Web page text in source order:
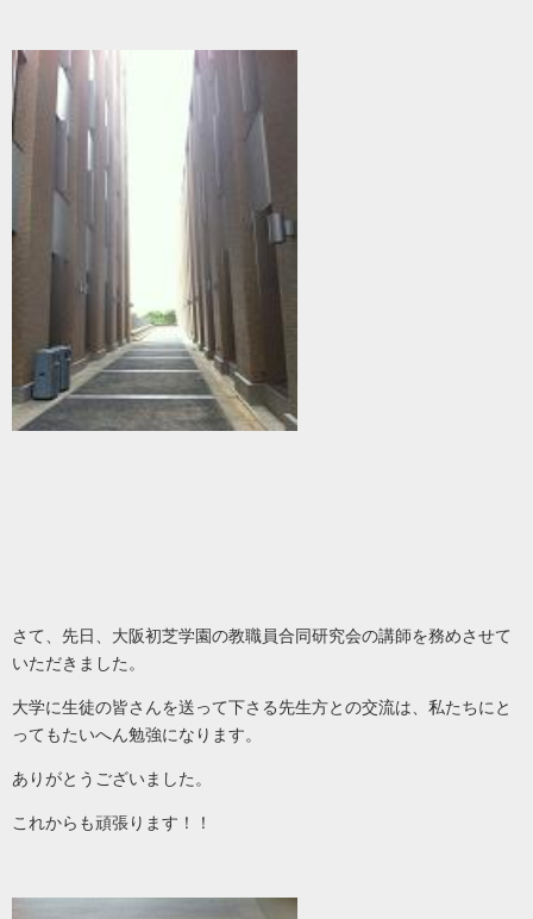
さて、先日、大阪初芝学園の教職員合同研究会の講師を務めさせて
いただきました。
大学に生徒の皆さんを送って下さる先生方との交流は、私たちにと
ってもたいへん勉強になります。
ありがとうございました。
これからも頑張ります！！